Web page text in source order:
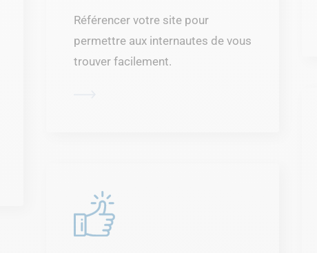
Référencer votre site pour
permettre aux internautes de vous
trouver facilement.